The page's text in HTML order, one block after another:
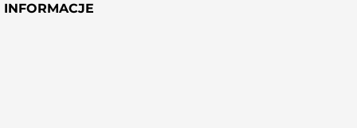
INFORMACJE